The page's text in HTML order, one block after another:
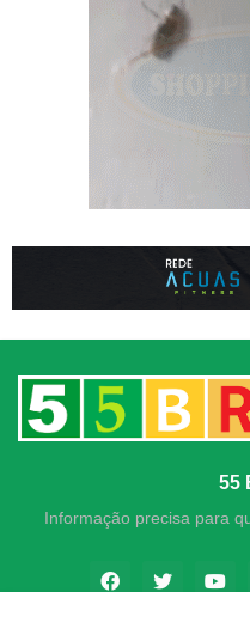
55
Informação precisa para